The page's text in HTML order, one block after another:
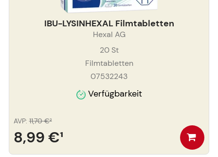
IBU-LYSINHEXAL Filmtabletten
Hexal AG
20St
Filmtabletten
07532243
Verfügbarkeit
8,99 €¹
AVP: 11,70 €²